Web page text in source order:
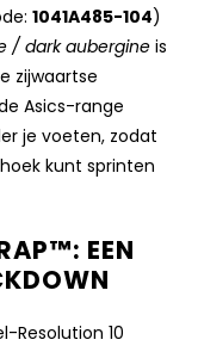
1041A485-104)
/ dark aubergine is
zijwaartse
Asics-range
je voeten, zodat
kunt sprinten
EEN
Resolution 10